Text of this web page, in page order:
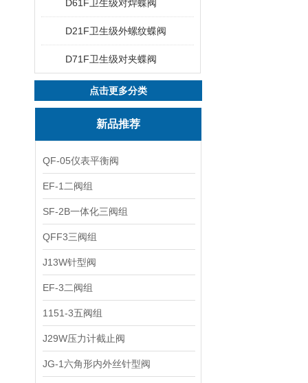
D61F卫生级对焊蝶阀
D21F卫生级外螺纹蝶阀
D71F卫生级对夹蝶阀
点击更多分类
新品推荐
QF-05仪表平衡阀
EF-1二阀组
SF-2B一体化三阀组
QFF3三阀组
J13W针型阀
EF-3二阀组
1151-3五阀组
J29W压力计截止阀
JG-1六角形内外丝针型阀